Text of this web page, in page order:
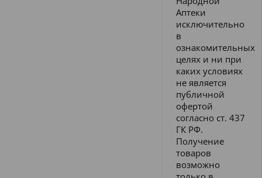
Аптеки
исключительно
в
ознакомительных
целях и ни при
каких условиях
не является
публичной
офертой
согласно ст. 437
ГК РФ.
Получение
товаров
возможно